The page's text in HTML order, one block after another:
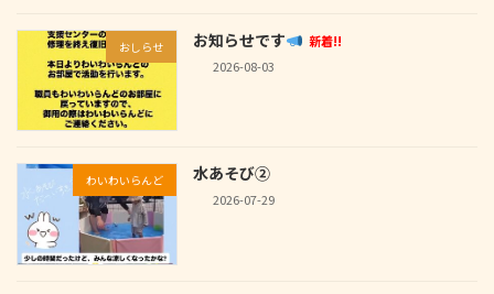
おしらせ お知らせです
新着!!
2026-08-03
わいわいらんど 水あそび②
2026-07-29